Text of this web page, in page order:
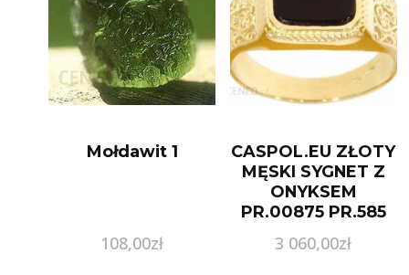
Mołdawit 1
108,00zł
CASPOL.EU ZŁOTY
MĘSKI SYGNET Z
ONYKSEM
PR.00875 PR.585
3 060,00zł